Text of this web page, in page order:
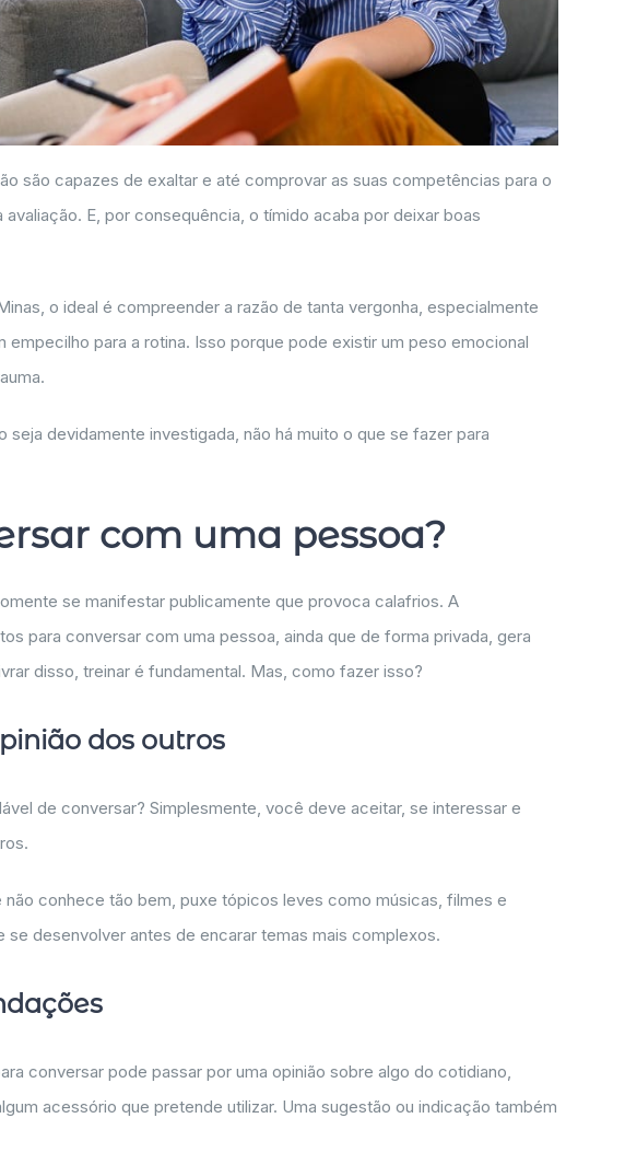
são capazes de exaltar e até comprovar as suas competências para o
E, por consequência, o tímido acaba por deixar boas
o ideal é compreender a razão de tanta vergonha, especialmente
empecilho para a rotina. Isso porque pode existir um peso emocional
seja devidamente investigada, não há muito o que se fazer para
com uma pessoa?
se manifestar publicamente que provoca calafrios. A
para conversar com uma pessoa, ainda que de forma privada, gera
disso, treinar é fundamental. Mas, como fazer isso?
dos outros
de conversar? Simplesmente, você deve aceitar, se interessar e
não conhece tão bem, puxe tópicos leves como músicas, filmes e
se desenvolver antes de encarar temas mais complexos.
conversar pode passar por uma opinião sobre algo do cotidiano,
acessório que pretende utilizar. Uma sugestão ou indicação também